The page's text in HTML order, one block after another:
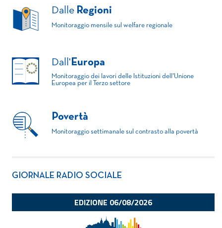
Dalle Regioni
Monitoraggio mensile sul welfare regionale
Dall' Europa
Monitoraggio dei lavori delle Istituzioni dell'Unione
Europea per il Terzo settore
Povertà
Monitoraggio settimanale sul contrasto alla povertà
GIORNALE RADIO SOCIALE